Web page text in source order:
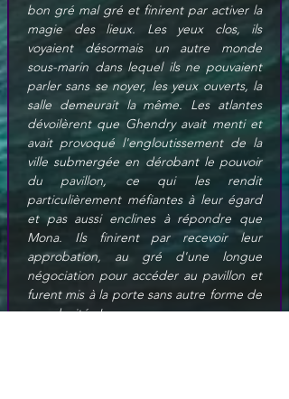
bon gré mal gré et finirent par activer la
magie des lieux. Les yeux clos, ils
voyaient désormais un autre monde
sous-marin dans lequel ils ne pouvaient
parler sans se noyer, les yeux ouverts, la
salle demeurait la même. Les atlantes
dévoilèrent que Ghendry avait menti et
avait provoqué l'engloutissement de la
ville submergée en dérobant le pouvoir
du pavillon, ce qui les rendit
particulièrement méfiantes à leur égard
et pas aussi enclines à répondre que
Mona. Ils finirent par recevoir leur
approbation, au gré d'une longue
négociation pour accéder au pavillon et
furent mis à la porte sans autre forme de
mondanités !